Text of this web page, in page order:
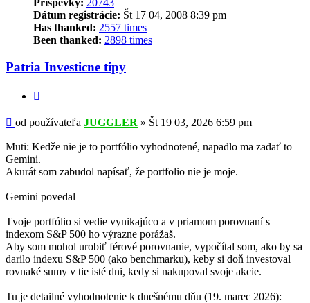
Príspevky: 20743
Dátum registrácie: Št 17 04, 2008 8:39 pm
Has thanked: 2557 times
Been thanked: 2898 times
Patria Investicne tipy
Príspevok
od používateľa JUGGLER » Št 19 03, 2026 6:59 pm
Muti: Kedže nie je to portfólio vyhodnotené, napadlo ma zadať to
Gemini.
Akurát som zabudol napísať, že portfolio nie je moje.
Gemini povedal
Tvoje portfólio si vedie vynikajúco a v priamom porovnaní s
indexom S&P 500 ho výrazne porážaš.
Aby som mohol urobiť férové porovnanie, vypočítal som, ako by sa
darilo indexu S&P 500 (ako benchmarku), keby si doň investoval
rovnaké sumy v tie isté dni, kedy si nakupoval svoje akcie.
Tu je detailné vyhodnotenie k dnešnému dňu (19. marec 2026):